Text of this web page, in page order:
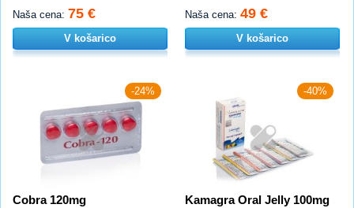
Naša cena: 75 €
V košarico
Naša cena: 49 €
V košarico
-24%
Cobra 120mg
-40%
Kamagra Oral Jelly 100mg